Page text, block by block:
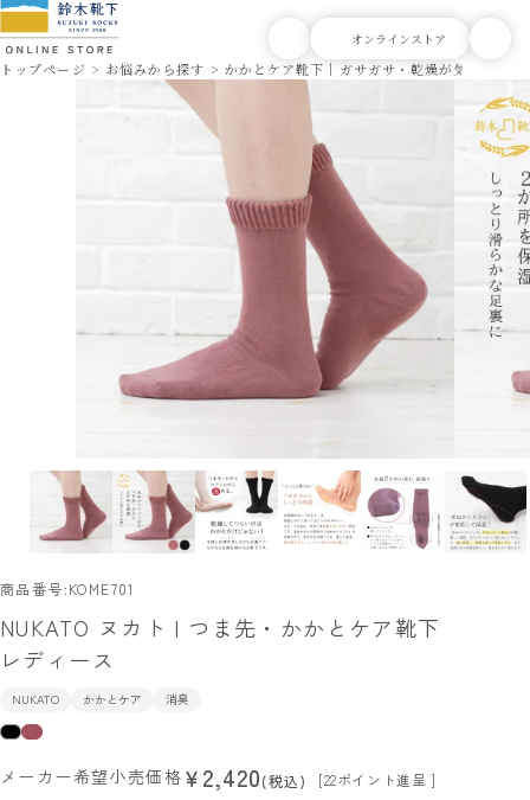
トップページ お悩みから探す かかとケア靴下｜ガサガサ・乾燥が気になる方
商品番号 KOME701
NUKATO ヌカト | つま先・かかとケア靴下
レディース
NUKATO かかとケア 消臭
メーカー希望小売価格 ¥2,420 税込 [22ポイント進呈 ]